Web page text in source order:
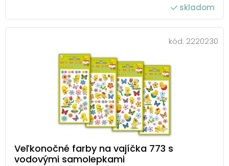
skladom
kód: 2220230
Veľkonočné farby na vajíčka 773 s
vodovými samolepkami